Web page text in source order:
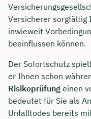
Versicherer sorgfältig
inwieweit
beeinflussen können.
Der Sofortschutz
er Ihnen schon
Risikoprüfung einen
bedeutet für Sie als
Unfalltodes bereits